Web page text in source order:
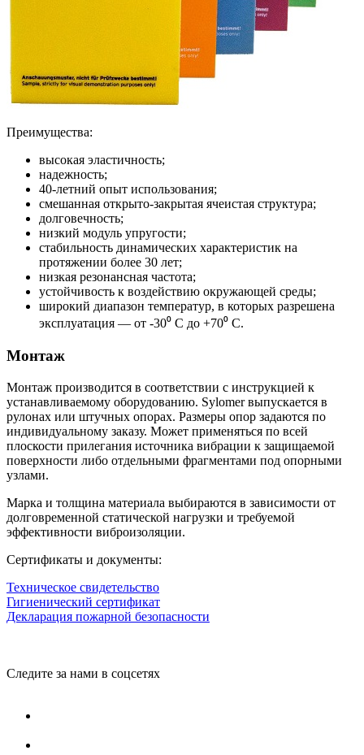
Преимущества:
высокая эластичность;
надежность;
40-летний опыт использования;
смешанная открыто-закрытая ячеистая структура;
долговечность;
низкий модуль упругости;
стабильность динамических характеристик на
протяжении более 30 лет;
низкая резонансная частота;
устойчивость к воздействию окружающей среды;
широкий диапазон температур, в которых разрешена
эксплуатация — от -30⁰ С до +70⁰ С.
Монтаж
Монтаж производится в соответствии с инструкцией к
устанавливаемому оборудованию. Sylomer выпускается в
рулонах или штучных опорах. Размеры опор задаются по
индивидуальному заказу. Может применяться по всей
плоскости прилегания источника вибрации к защищаемой
поверхности либо отдельными фрагментами под опорными
узлами.
Марка и толщина материала выбираются в зависимости от
долговременной статической нагрузки и требуемой
эффективности виброизоляции.
Сертификаты и документы:
Техническое свидетельство
Гигиенический сертификат
Декларация пожарной безопасности
Следите за нами в соцсетях